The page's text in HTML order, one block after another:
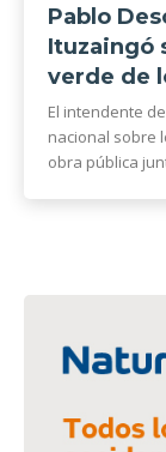
Pablo
Ituzaingó
verde de
El intendente
nacional sobre
obra pública